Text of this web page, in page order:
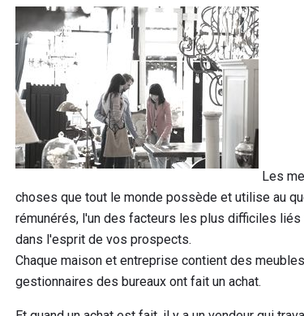
Les
choses que tout le monde possède et utilise au
rémunérés, l'un des facteurs les plus difficiles
dans l'esprit de vos prospects.
Chaque maison et entreprise contient des
gestionnaires des bureaux ont fait un achat.